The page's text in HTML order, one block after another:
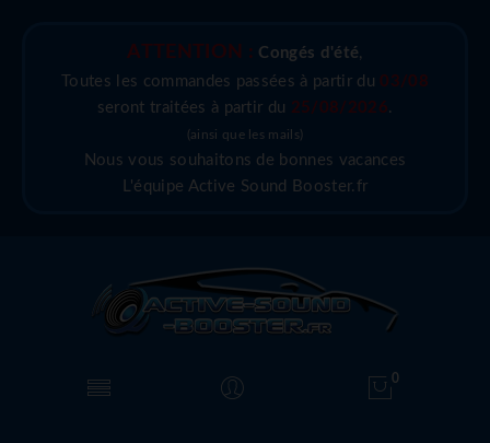
ATTENTION : Congés d'été,
Toutes les commandes passées à partir du 03/08
seront traitées à partir du 25/08/2026.
(ainsi que les mails)
Nous vous souhaitons de bonnes vacances
L'équipe Active Sound Booster.fr
0